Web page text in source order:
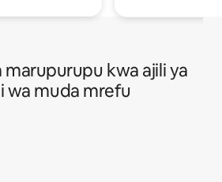
marupurupu kwa ajili ya
wa muda mrefu